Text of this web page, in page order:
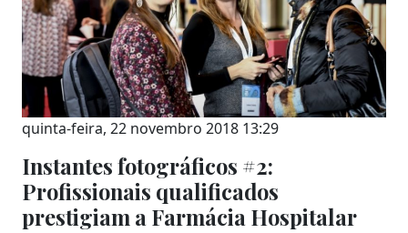
quinta-feira, 22 novembro 2018 13:29
Instantes fotográficos #2:
Profissionais qualificados
prestigiam a Farmácia Hospitalar